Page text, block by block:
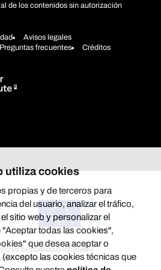
de los contenidos sin autorización
Avisos legales
Preguntas frecuentes Créditos
utiliza cookies
propias y de terceros para
del usuario, analizar el tráfico,
sitio web y personalizar el
todas las cookies",
que desea aceptar o
las cookies técnicas que